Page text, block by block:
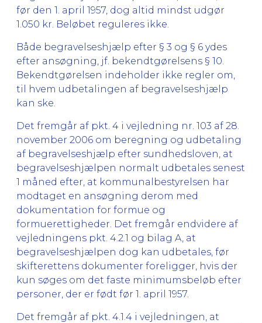
før den 1. april 1957, dog altid mindst udgør
1.050 kr. Beløbet reguleres ikke.
Både begravelseshjælp efter § 3 og § 6 ydes
efter ansøgning, jf. bekendtgørelsens § 10.
Bekendtgørelsen indeholder ikke regler om,
til hvem udbetalingen af begravelseshjælp
kan ske.
Det fremgår af pkt. 4 i vejledning nr. 103 af 28.
november 2006 om beregning og udbetaling
af begravelseshjælp efter sundhedsloven, at
begravelseshjælpen normalt udbetales senest
1 måned efter, at kommunalbestyrelsen har
modtaget en ansøgning derom med
dokumentation for formue og
formuerettigheder. Det fremgår endvidere af
vejledningens pkt. 4.2.1 og bilag A, at
begravelseshjælpen dog kan udbetales, før
skifterettens dokumenter foreligger, hvis der
kun søges om det faste minimumsbeløb efter
personer, der er født før 1. april 1957.
Det fremgår af pkt. 4.1.4 i vejledningen, at